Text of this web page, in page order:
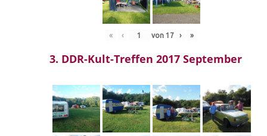
« ‹ von 17 › »
3. DDR-Kult-Treffen 2017 September